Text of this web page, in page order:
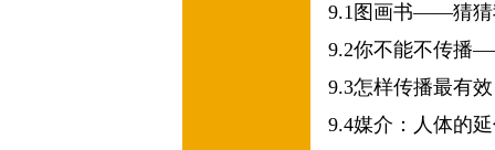
9.1 图画书——猜猜
9.2你不能不传播
9.3怎样传播最有
9.4媒介：人体的